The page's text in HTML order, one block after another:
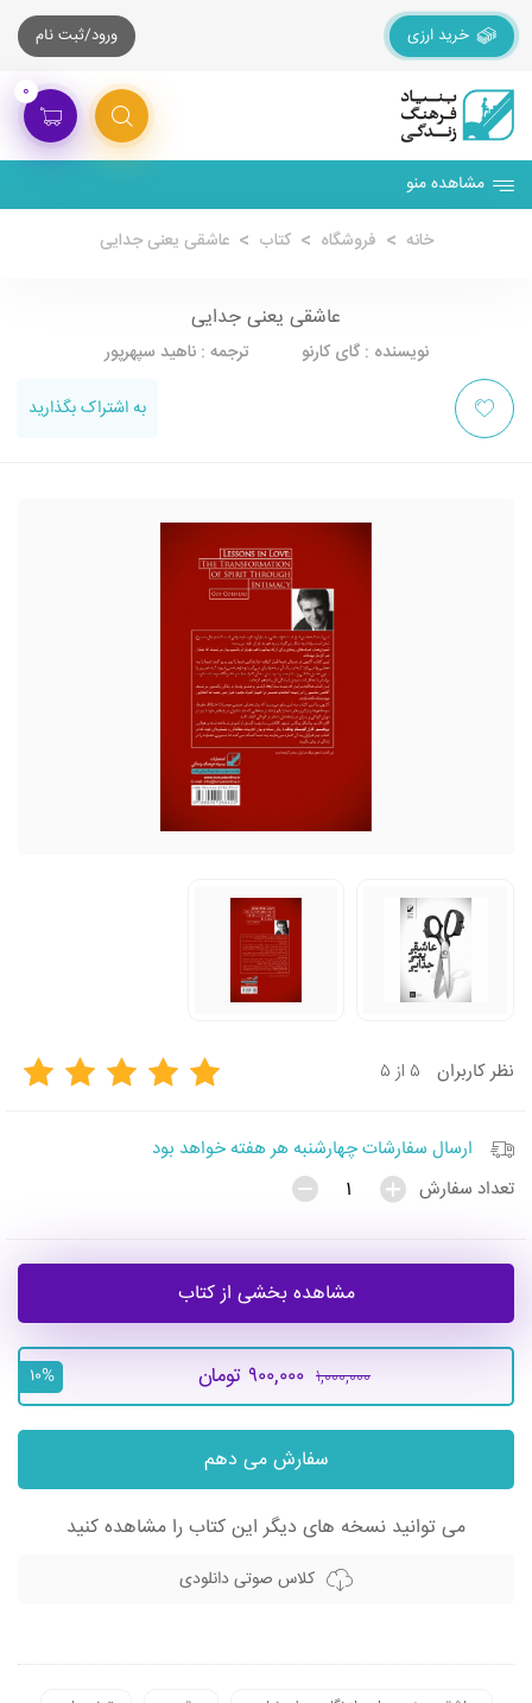
خرید ارزی ورود/ثبت نام
۰
مشاهده منو
خانه فروشگاه کتاب عاشقی یعنی جدایی
عاشقی یعنی جدایی
نویسنده : گای کارنو ترجمه : ناهید سپهرپور
به اشتراک بگذارید
نظرکاربران
ارسال سفارشات چهارشنبه هر هفته خواهد بود
تعداد سفارش
مشاهده بخشی از کتاب
۱,۰۰۰,۰۰۰ ۹۰۰,۰۰۰ تومان ۱۰%
سفارش می دهم
می توانید نسخه های دیگر این کتاب را مشاهده کنید
کلاس صوتی دانلودی